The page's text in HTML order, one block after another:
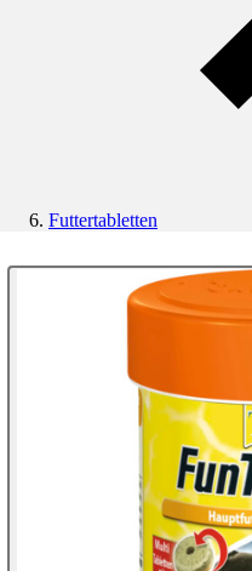
Futtertabletten